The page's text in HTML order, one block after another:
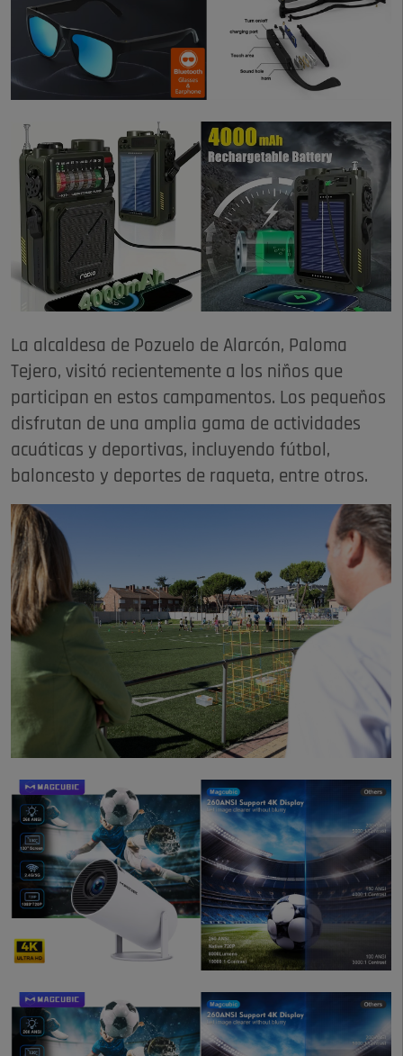
La alcaldesa de Pozuelo de Alarcón, Paloma
Tejero, visitó recientemente a los niños que
participan en estos campamentos. Los pequeños
disfrutan de una amplia gama de actividades
acuáticas y deportivas, incluyendo fútbol,
baloncesto y deportes de raqueta, entre otros.